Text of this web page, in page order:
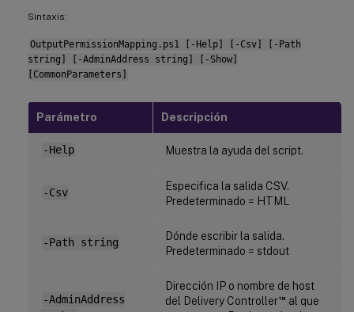
Sintaxis:
OutputPermissionMapping.ps1 [-Help] [-Csv] [-Path
string] [-AdminAddress string] [-Show]
[CommonParameters]
Parámetro Descripción
-Help Muestra la ayuda del script.
-Csv
Especifica la salida CSV.
Predeterminado = HTML
-Path string
Dónde escribir la salida.
Predeterminado = stdout
-AdminAddress
Dirección IP o nombre de host
del Delivery Controller™ al que